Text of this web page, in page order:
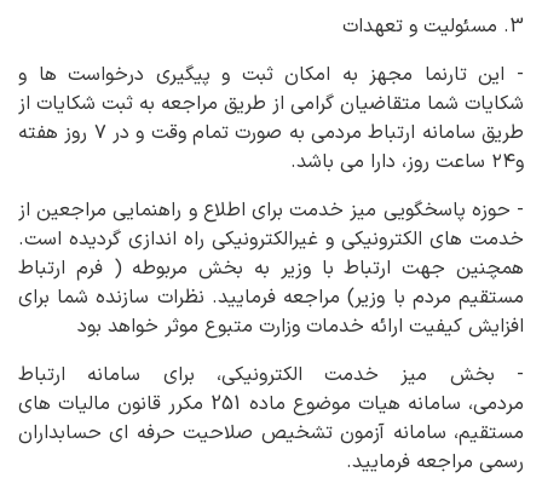
3. مسئولیت و تعهدات
- این تارنما مجهز به امکان ثبت و پیگیری درخواست ها و
شکایات شما متقاضیان گرامی از طریق مراجعه به ثبت شکایات از
طریق سامانه ارتباط مردمی به صورت تمام وقت و در ۷ روز هفته
و۲۴ ساعت روز، دارا می باشد.
- حوزه پاسخگویی میز خدمت برای اطلاع و راهنمایی مراجعین از
خدمت های الکترونیکی و غیرالکترونیکی راه اندازی گردیده است.
همچنین جهت ارتباط با وزیر به بخش مربوطه ( فرم ارتباط
مستقیم مردم با وزیر) مراجعه فرمایید. نظرات سازنده شما برای
افزایش کیفیت ارائه خدمات وزارت متبوع موثر خواهد بود
- بخش میز خدمت الکترونیکی، برای سامانه ارتباط
مردمی، سامانه هیات موضوع ماده 251 مکرر قانون مالیات های
مستقیم، سامانه آزمون تشخیص صلاحیت حرفه ای حسابداران
رسمی مراجعه فرمایید.